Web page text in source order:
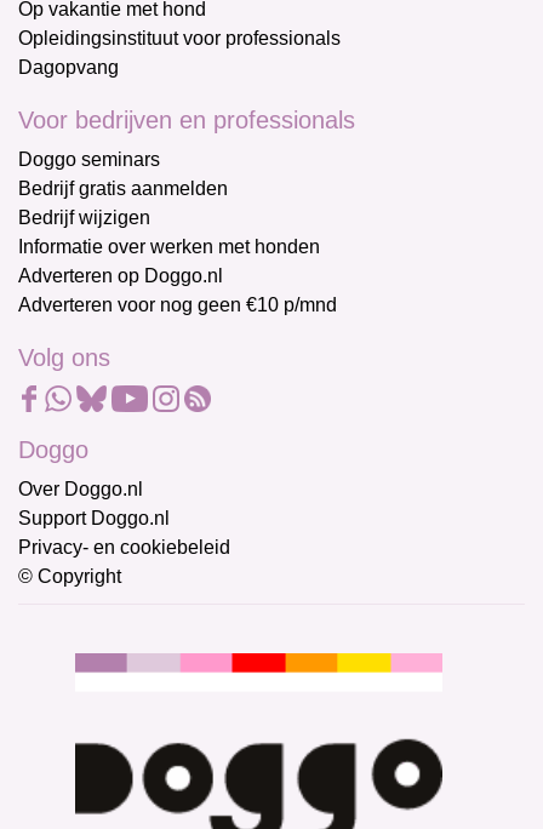
Op vakantie met hond
Opleidingsinstituut voor professionals
Dagopvang
Voor bedrijven en professionals
Doggo seminars
Bedrijf gratis aanmelden
Bedrijf wijzigen
Informatie over werken met honden
Adverteren op Doggo.nl
Adverteren voor nog geen €10 p/mnd
Volg ons
Doggo
Over Doggo.nl
Support Doggo.nl
Privacy- en cookiebeleid
© Copyright